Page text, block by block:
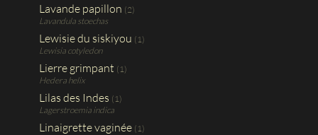
Lavande papillon (2)
Lavandula stoechas
Lewisie du siskiyou (1)
Lewisia cotyledon
Lierre grimpant (1)
Hedera helix
Lilas des Indes (1)
Lagerstroemia indica
Linaigrette vaginée (1)